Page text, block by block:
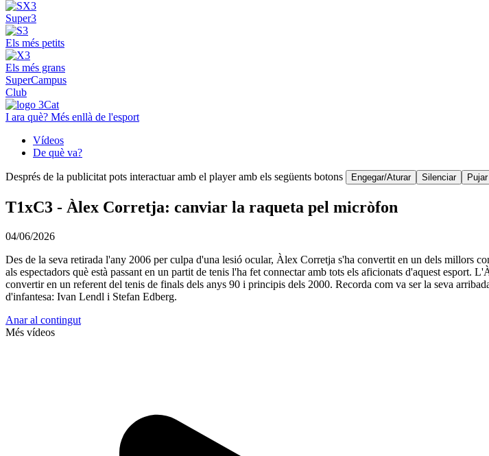
Super3
Els més petits
Els més grans
SuperCampus
Club
I ara què? Més enllà de l'esport
Vídeos
De què va?
Després de la publicitat pots interactuar amb el player amb els següents botons Engegar/Aturar Silenciar
T1xC3 - Àlex Corretja: canviar la raqueta pel micròfon
04/06/2026
Des de la seva retirada l'any 2006 per culpa d'una lesió ocular, Àlex Corretja s'ha convertit en un dels millors
als espectadors què està passant en un partit de tenis l'ha fet connectar amb tots els aficionats d'aquest esport.
convertir en un referent del tenis de finals dels anys 90 i principis dels 2000. Recorda com va ser la seva
d'infantesa: Ivan Lendl i Stefan Edberg.
Anar al contingut
Més vídeos